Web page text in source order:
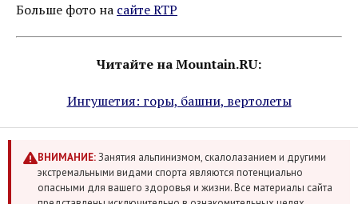
Больше фото на сайте RTP
Читайте на Mountain.RU:
Ингушетия: горы, башни, вертолеты
ВНИМАНИЕ:Занятия альпинизмом, скалолазанием и другими
экстремальными видами спорта являются потенциально
опасными для вашего здоровья и жизни. Все материалы сайта